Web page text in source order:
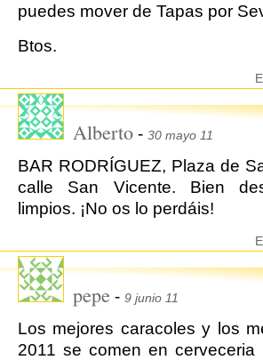
puedes mover de Tapas por
Btos.
Alberto - 30 mayo 11
BAR RODRÍGUEZ, Plaza de
calle San Vicente. Bien
limpios. ¡No os lo perdáis!
pepe - 9 junio 11
Los mejores caracoles y los
2011 se comen en